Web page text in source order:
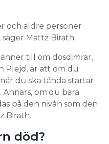
och äldre personer
Mattz Birath.
till om dosdimrar,
Plejd, är att om du
du ska tända startar
om du bara
på den nivån som den
Birath.
död?